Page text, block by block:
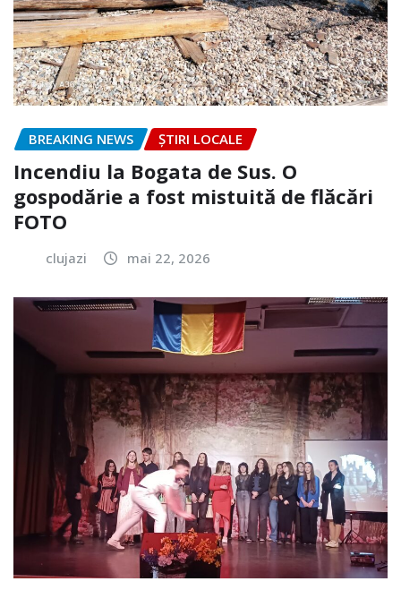
BREAKING NEWS ȘTIRI LOCALE
Incendiu la Bogata de Sus. O
gospodărie a fost mistuită de flăcări
FOTO
clujazi mai 22, 2026